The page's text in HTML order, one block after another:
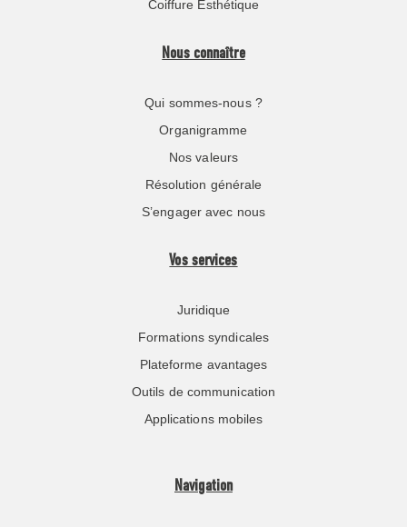
Coiffure Esthétique
Nous connaître
Qui sommes-nous ?
Organigramme
Nos valeurs
Résolution générale
S’engager avec nous
Vos services
Juridique
Formations syndicales
Plateforme avantages
Outils de communication
Applications mobiles
Navigation